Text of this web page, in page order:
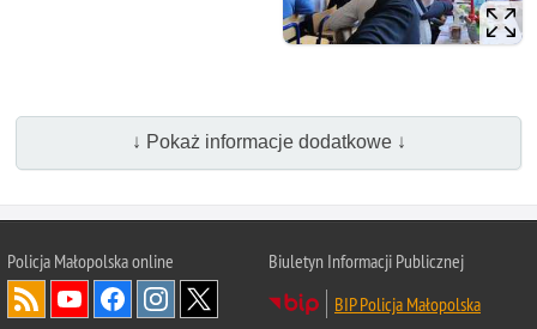
↓ Pokaż informacje dodatkowe ↓
Policja Małopolska online
Biuletyn Informacji Publicznej
BIP Policja Małopolska